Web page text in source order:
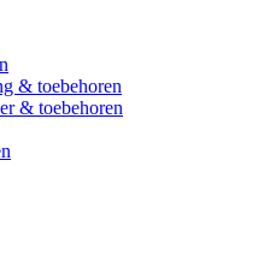
& toebehoren
& toebehoren